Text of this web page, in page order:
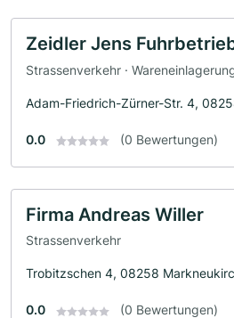
Zeidler Jens
Strassenverkehr ·
Adam-Friedrich-Zürner-Str. 4,
0.0 (0 Bewertungen)
Firma Andreas Willer
Strassenverkehr
Trobitzschen 4, 08258
0.0 (0 Bewertungen)